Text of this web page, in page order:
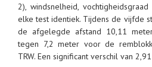
2), windsnelheid,
elke test identiek. Tijdens de vijfde
de afgelegde afstand 10,11
tegen 7,2 meter voor de
TRW. Een significant verschil van